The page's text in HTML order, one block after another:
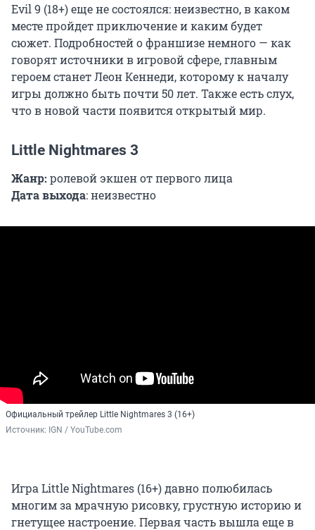
Evil 9 (18+) еще не состоялся: неизвестно, в каком
месте пройдет приключение и каким будет
сюжет. Подробностей о франшизе немного — как
говорят источники в игровой сфере, главным
героем станет Леон Кеннеди, которому к началу
игры должно быть почти 50 лет. Также есть слух,
что в новой части появится открытый мир.
Little Nightmares 3
Жанр: ролевой экшен от первого лица
Дата выхода: неизвестно
Официальный трейлер Little Nightmares 3 (16+)
Источник: IGN / YouTube.com
Игра Little Nightmares (16+) давно полюбилась
многим за мрачную рисовку, грустную историю и
гнетущее настроение. Первая часть вышла еще в